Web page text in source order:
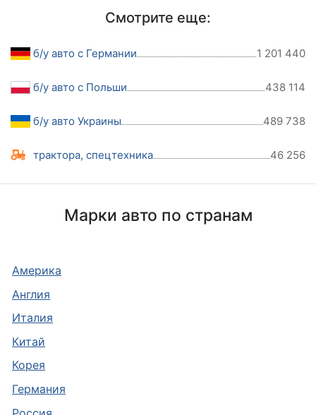
Смотрите еще:
б/у авто с Германии 1 201 440
б/у авто с Польши 438 114
б/у авто Украины 489 738
трактора, спецтехника 46 256
Марки авто по странам
Америка
Англия
Италия
Китай
Корея
Германия